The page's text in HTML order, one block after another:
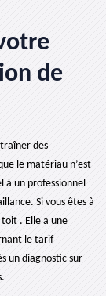
de
des
le matériau n’est
à un professionnel
Si vous êtes à
toit . Elle a une
le tarif
un diagnostic sur